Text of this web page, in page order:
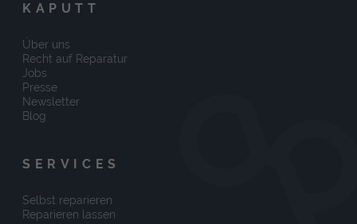
KAPUTT
Über uns
Recht auf Reparatur
Jobs
Presse
Newsletter
Blog
SERVICES
Selbst reparieren
Reparieren lassen